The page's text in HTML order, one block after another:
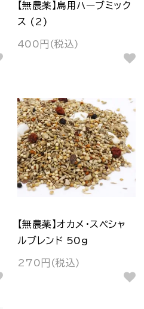
【無農薬】鳥用ハーブミック
ス (2)
400円(税込)
【無農薬】オカメ・スペシャ
ルブレンド 50g
270円(税込)